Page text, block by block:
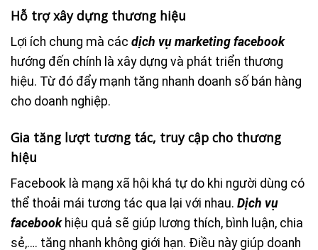
Hỗ trợ xây dựng thương hiệu
Lợi ích chung mà các dịch vụ marketing facebook
hướng đến chính là xây dựng và phát triển thương
hiệu. Từ đó đẩy mạnh tăng nhanh doanh số bán hàng
cho doanh nghiệp.
Gia tăng lượt tương tác, truy cập cho thương
hiệu
Facebook là mạng xã hội khá tự do khi người dùng có
thể thoải mái tương tác qua lại với nhau. Dịch vụ
facebook hiệu quả sẽ giúp lương thích, bình luận, chia
sẻ,…. tăng nhanh không giới hạn. Điều này giúp doanh